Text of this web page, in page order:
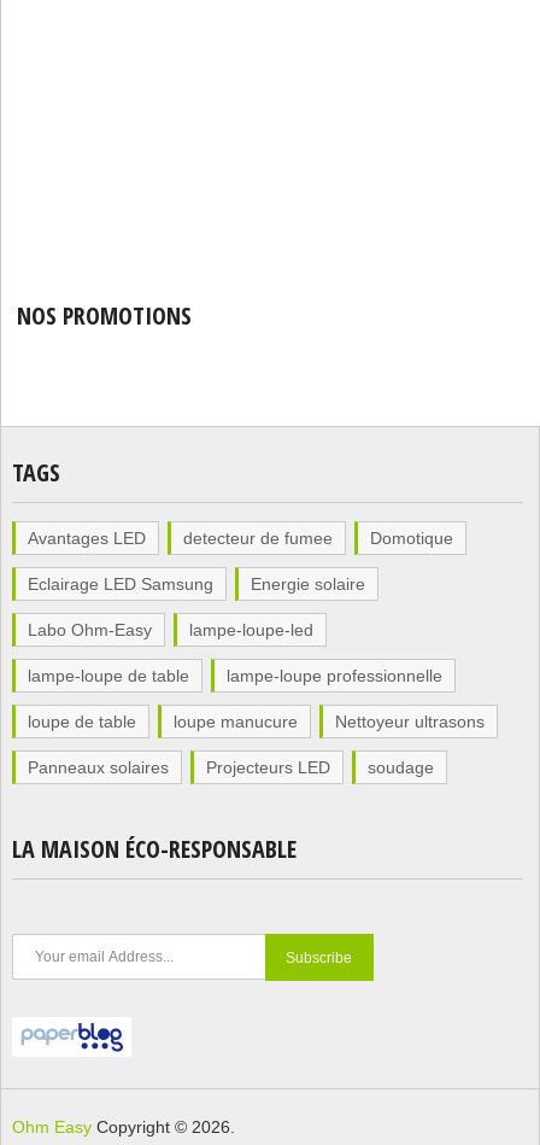
NOS PROMOTIONS
TAGS
Avantages LED detecteur de fumee Domotique
Eclairage LED Samsung Energie solaire
Labo Ohm-Easy lampe-loupe-led
lampe-loupe de table lampe-loupe professionnelle
loupe de table loupe manucure Nettoyeur ultrasons
Panneaux solaires Projecteurs LED soudage
LA MAISON ÉCO-RESPONSABLE
Ohm EasyCopyright © 2026.